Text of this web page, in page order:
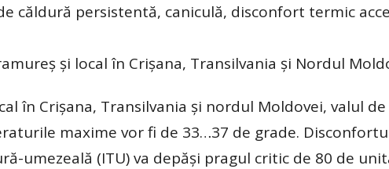
de căldură persistentă, caniculă, disconfort termic
și local în Crișana, Transilvania și Nordul
în Crișana, Transilvania și nordul Moldovei, valul
maxime vor fi de 33…37 de grade.
umezeală (ITU) va depăși pragul critic de 80 de